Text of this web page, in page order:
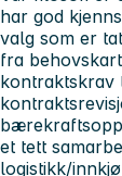
har god
valg som er
fra
kontraktskrav
et tett
logistikk/